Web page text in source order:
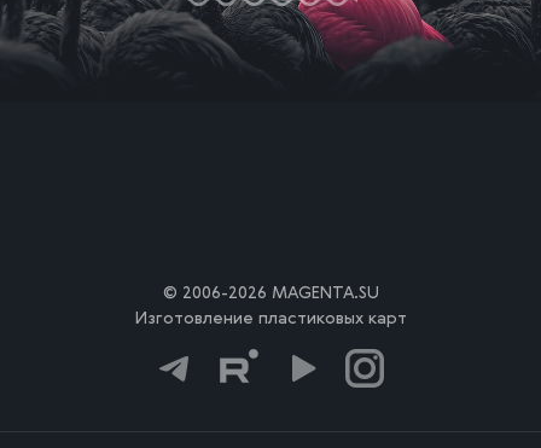
© 2006-2026 MAGENTA.SU
Изготовление пластиковых карт